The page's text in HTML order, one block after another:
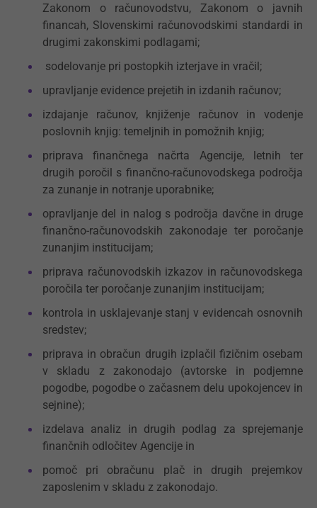
Zakonom o računovodstvu, Zakonom o javnih
financah, Slovenskimi računovodskimi standardi in
drugimi zakonskimi podlagami;
sodelovanje pri postopkih izterjave in vračil;
upravljanje evidence prejetih in izdanih računov;
izdajanje računov, knjiženje računov in vodenje
poslovnih knjig: temeljnih in pomožnih knjig;
priprava finančnega načrta Agencije, letnih ter
drugih poročil s finančno-računovodskega področja
za zunanje in notranje uporabnike;
opravljanje del in nalog s področja davčne in druge
finančno-računovodskih zakonodaje ter poročanje
zunanjim institucijam;
priprava računovodskih izkazov in računovodskega
poročila ter poročanje zunanjim institucijam;
kontrola in usklajevanje stanj v evidencah osnovnih
sredstev;
priprava in obračun drugih izplačil fizičnim osebam
v skladu z zakonodajo (avtorske in podjemne
pogodbe, pogodbe o začasnem delu upokojencev in
sejnine);
izdelava analiz in drugih podlag za sprejemanje
finančnih odločitev Agencije in
pomoč pri obračunu plač in drugih prejemkov
zaposlenim v skladu z zakonodajo.